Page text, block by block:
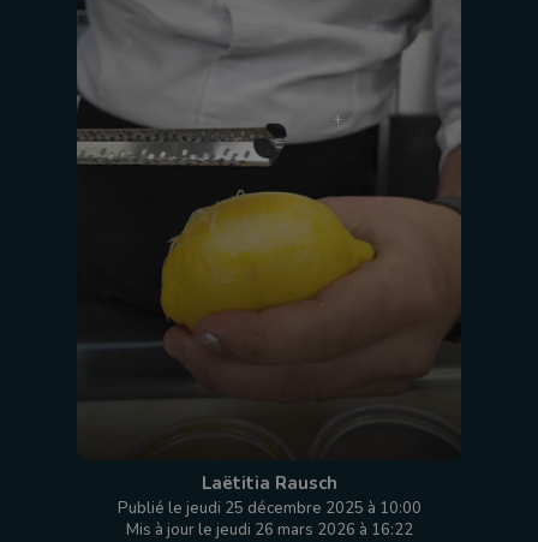
Laëtitia Rausch
Publié le jeudi 25 décembre 2025 à 10:00
Mis à jour le jeudi 26 mars 2026 à 16:22